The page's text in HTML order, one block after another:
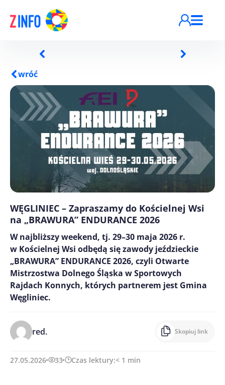
wróć
WĘGLINIEC – Zapraszamy do Kościelnej Wsi
na „BRAWURA” ENDURANCE 2026
W najbliższy weekend, tj. 29–30 maja 2026 r.
w Kościelnej Wsi odbędą się zawody jeździeckie
„BRAWURA” ENDURANCE 2026, czyli Otwarte
Mistrzostwa Dolnego Śląska w Sportowych
Rajdach Konnych, których partnerem jest Gmina
Węgliniec.
red. Skopiuj link
27.05.2026 33 Czas lektury:< 1 min